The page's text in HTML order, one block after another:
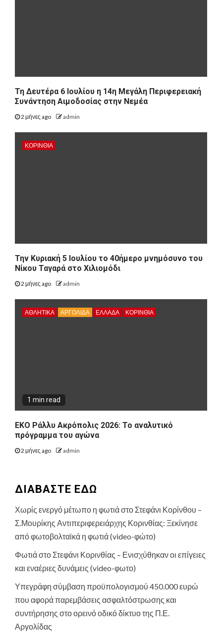
Τη Δευτέρα 6 Ιουλίου η 14η Μεγάλη Περιφερειακή
Συνάντηση Αιμοδοσίας στην Νεμέα
2 μήνες ago admin
ΚΟΡΙΝΘΊΑ
Την Κυριακή 5 Ιουλίου το 40ήμερο μνημόσυνο του
Νίκου Ταγαρά στο Χιλιομόδι
2 μήνες ago admin
ΑΘΛΗΤΙΚΑ ΑΡΓΟΛΙΔΑ ΕΛΛΑΔΑ ΚΟΡΙΝΘΊΑ
1 min read
ΕΚΟ Ράλλυ Ακρόπολις 2026: Το αναλυτικό
πρόγραμμα του αγώνα
2 μήνες ago admin
ΔΙΑΒΑΣΤΕ ΕΔΩ
Χωρίς ενεργό μέτωπο η φωτιά στο Στεφάνι Κορίνθου –
Σ.Μουρίκης Αντιπεριφερειάρχης Κορινθίας: Ξεκίνησε
από φωτοβολταϊκά η φωτιά (video-φώτο)
Φωτιά στο Στεφάνι Κορινθίας – Ενισχύθηκαν οι επίγειες
και εναέριες δυνάμεις (video-φωτο)
Υπεγράφη σύμβαση προϋπολογισμού 450.000 ευρώ
που αφορά παρεμβάσεις ασφαλτόστρωσης και
συντήρησης στο ορεινό οδικό δίκτυο της Π.Ε.
Αργολίδας